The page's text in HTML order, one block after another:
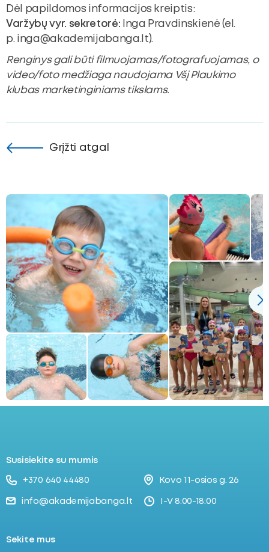
Dėl papildomos informacijos kreiptis:
Varžybų vyr. sekretorė: Inga Pravdinskienė (el.
p.
inga@akademijabanga.lt).
Renginys gali būti filmuojamas/fotografuojamas, o
video/foto medžiaga naudojama Všį Plaukimo
klubas marketinginiams tikslams.
Grįžti atgal
Susisiekite su mumis
+370 640 44480
info@akademijabanga.lt
Kovo 11-osios g. 26
I-V 8:00-18:00
Sekite mus